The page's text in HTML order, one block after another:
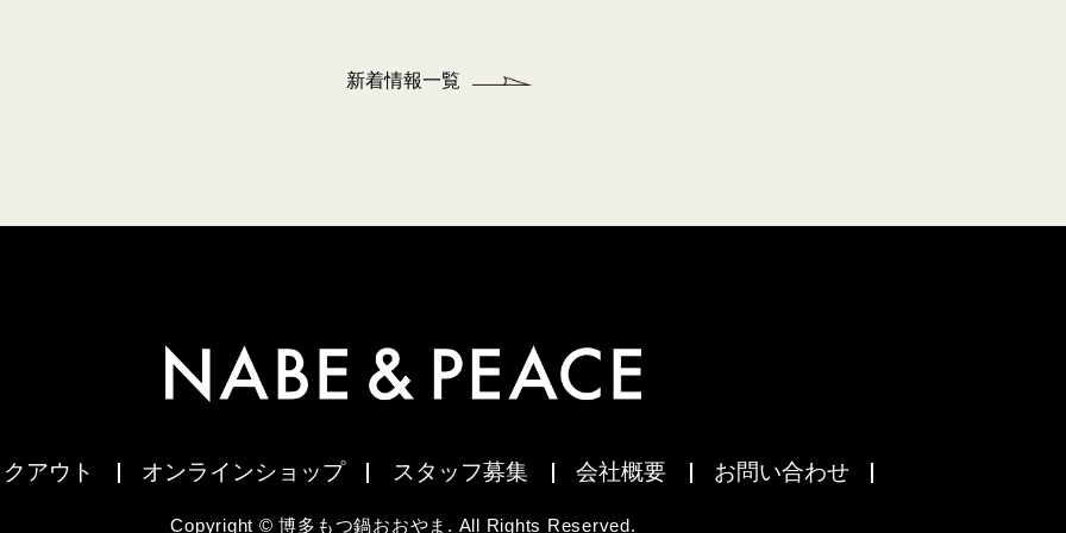
新着情報一覧
アウト オンラインショップ スタッフ募集 会社概要 お問い合わせ
Copyright © 博多もつ鍋おおやま. All Rights Reserved.